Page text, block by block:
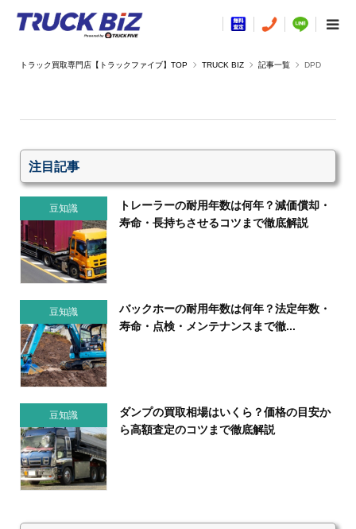
TRUCK BIZ 記事一覧 DPD
注目記事
豆知識
トレーラーの耐用年数は何年？減価償却・
寿命・長持ちさせるコツまで徹底解説
豆知識
バックホーの耐用年数は何年？法定年数・
寿命・点検・メンテナンスまで徹...
豆知識
ダンプの買取相場はいくら？価格の目安か
ら高額査定のコツまで徹底解説